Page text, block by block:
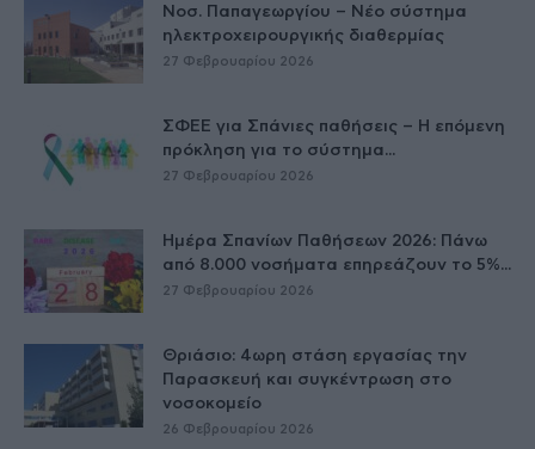
Νοσ. Παπαγεωργίου – Νέο σύστημα
ηλεκτροχειρουργικής διαθερμίας
27 Φεβρουαρίου 2026
ΣΦΕΕ για Σπάνιες παθήσεις – Η επόμενη
πρόκληση για το σύστημα...
27 Φεβρουαρίου 2026
Ημέρα Σπανίων Παθήσεων 2026: Πάνω
από 8.000 νοσήματα επηρεάζουν το 5%...
27 Φεβρουαρίου 2026
Θριάσιο: 4ωρη στάση εργασίας την
Παρασκευή και συγκέντρωση στο
νοσοκομείο
26 Φεβρουαρίου 2026